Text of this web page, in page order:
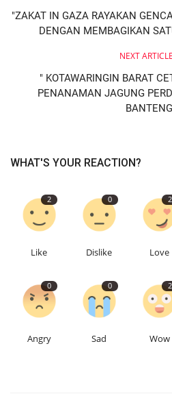
"ZAKAT IN GAZA RAYAKAN
DENGAN MEMBAGIKAN
NEXT ARTICLE
" KOTAWARINGIN BARAT
PENANAMAN JAGUNG
WHAT'S YOUR REACTION?
2
Like
0
Dislike
2
Love
0
Angry
0
Sad
2
Wow